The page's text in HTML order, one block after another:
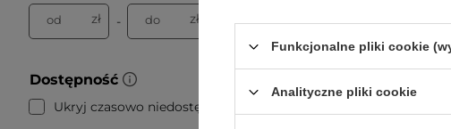
od zł - do zł
Dostępność
Ukryj czasowo niedostępne
Funkcjonalne pliki cookie
Analityczne pliki cookie